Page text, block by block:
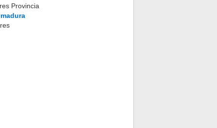
Provincia